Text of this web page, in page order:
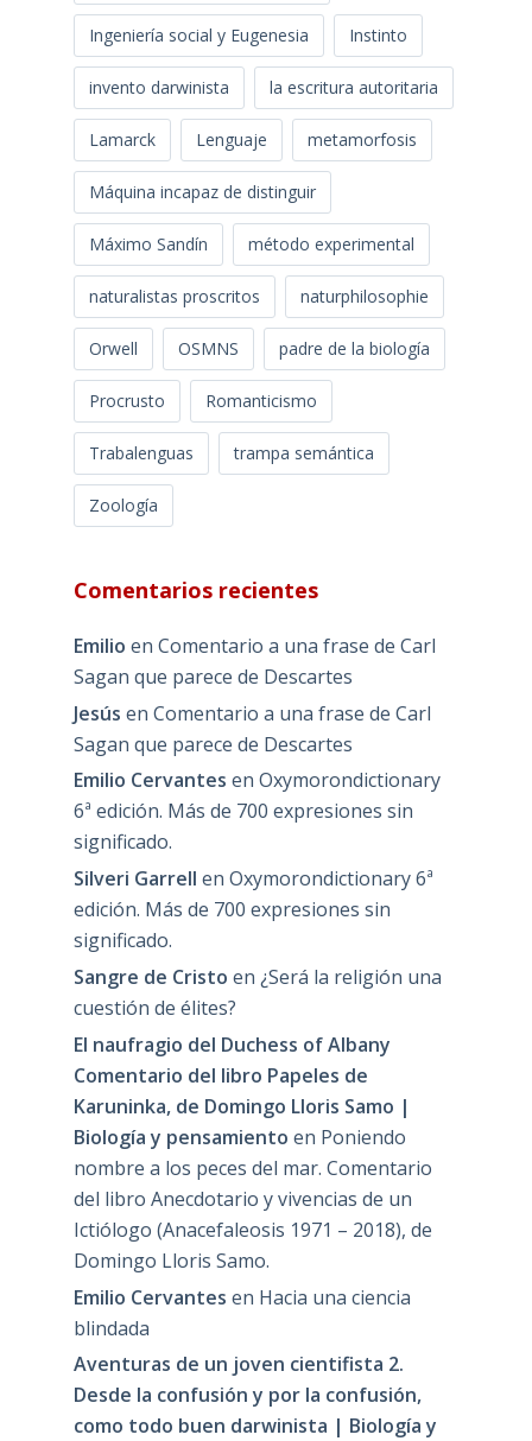
Ingeniería social y Eugenesia Instinto
invento darwinista la escritura autoritaria
Lamarck Lenguaje metamorfosis
Máquina incapaz de distinguir
Máximo Sandín método experimental
naturalistas proscritos naturphilosophie
Orwell OSMNS padre de la biología
Procrusto Romanticismo
Trabalenguas trampa semántica
Zoología
Comentarios recientes
Emilio en Comentario a una frase de Carl
Sagan que parece de Descartes
Jesús en Comentario a una frase de Carl
Sagan que parece de Descartes
Emilio Cervantes en Oxymorondictionary
6ª edición. Más de 700 expresiones sin
significado.
Silveri Garrell en Oxymorondictionary 6ª
edición. Más de 700 expresiones sin
significado.
Sangre de Cristo en ¿Será la religión una
cuestión de élites?
El naufragio del Duchess of Albany
Comentario del libro Papeles de
Karuninka, de Domingo Lloris Samo |
Biología y pensamiento en Poniendo
nombre a los peces del mar. Comentario
del libro Anecdotario y vivencias de un
Ictiólogo (Anacefaleosis 1971 – 2018), de
Domingo Lloris Samo.
Emilio Cervantes en Hacia una ciencia
blindada
Aventuras de un joven cientifista 2.
Desde la confusión y por la confusión,
como todo buen darwinista | Biología y